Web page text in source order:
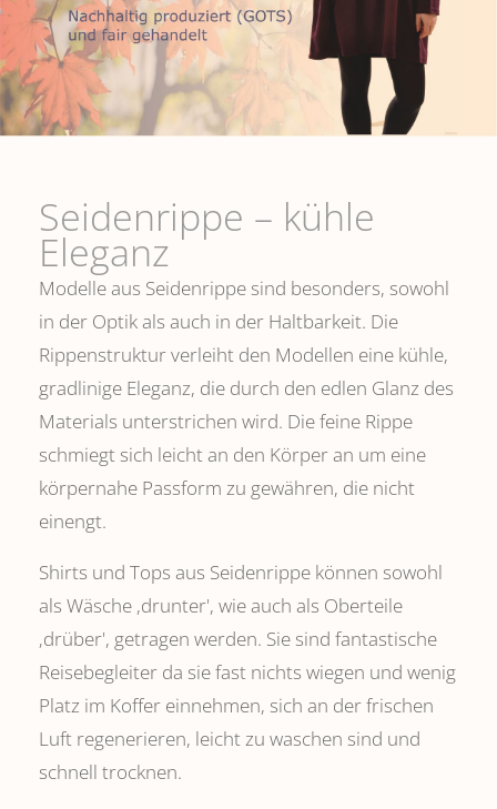
Seidenrippe­ – kühle
Eleganz
Modelle aus Seidenrippe sind besonders, sowohl
in der Optik als auch in der Haltbarkeit. Die
Rippenstruktur verleiht den Modellen eine kühle,
gradlinige Eleganz, die durch den edlen Glanz des
Materials unterstrichen wird. Die feine Rippe
schmiegt sich leicht an den Körper an um eine
körpernahe Passform zu gewähren, die nicht
einengt.
Shirts und Tops aus Seidenrippe können sowohl
als Wäsche ,drunter', wie auch als Oberteile
‚drüber', getragen werden. Sie sind fantastische
Reisebegleiter da sie fast nichts wiegen und wenig
Platz im Koffer einnehmen, sich an der frischen
Luft regenerieren, leicht zu waschen sind und
schnell trocknen.